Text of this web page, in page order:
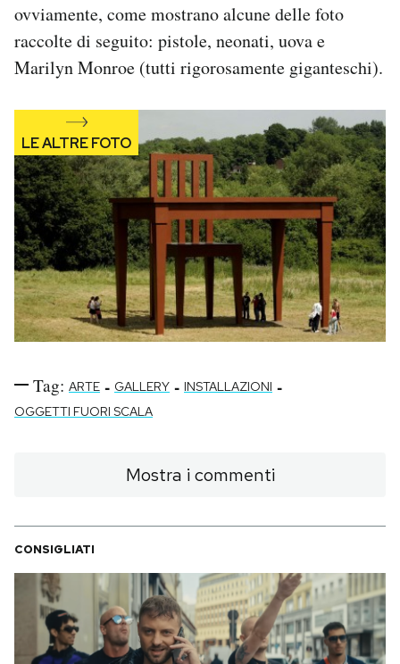
ovviamente, come mostrano alcune delle foto
raccolte di seguito: pistole, neonati, uova e
Marilyn Monroe (tutti rigorosamente giganteschi).
Tag: ARTE - GALLERY - INSTALLAZIONI -
OGGETTI FUORI SCALA
Mostra i commenti
CONSIGLIATI